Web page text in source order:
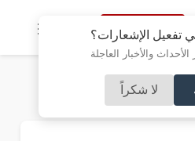
تفعيل الإشعارات؟
والأخبار العاجلة
لا شكراً
النسخة الكاملة
دولي